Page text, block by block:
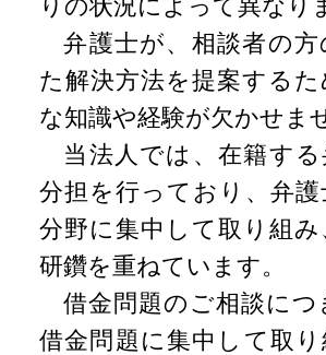
弁護士が、相談者の方
た解決方法を提案する
な知識や経験が欠かせま
当法人では、在籍す
分担を行っており、弁
分野に集中して取り組
研鑽を重ねています。
借金問題のご相談につ
借金問題に集中して取